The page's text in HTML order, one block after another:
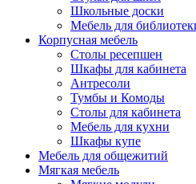
Школьные доски
Мебель для
Корпусная мебель
Столы ресепшен
Шкафы для кабинета
Антресоли
Тумбы и Комоды
Столы для кабинета
Мебель для кухни
Шкафы купе
Мебель для общежитий
Мягкая мебель